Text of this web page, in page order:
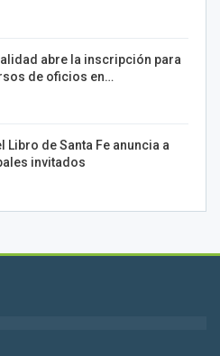
abre la inscripción para
de oficios en…
Libro de Santa Fe anuncia a
invitados